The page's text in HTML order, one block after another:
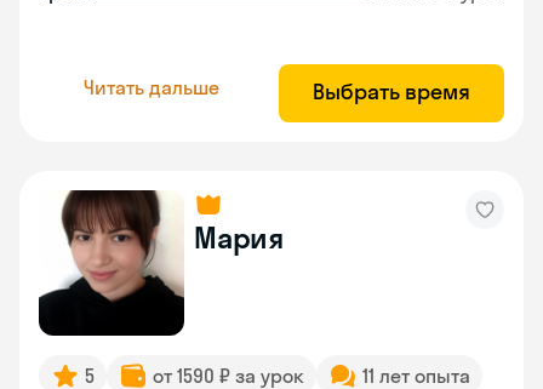
Читать дальше Выбрать время
Мария
5 от 1590 ₽ за урок
11 лет опыта